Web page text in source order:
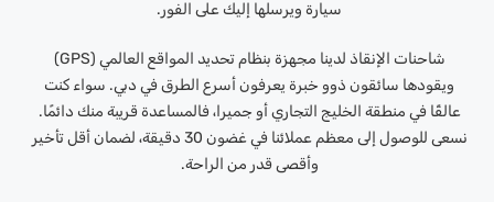
سيارة ويرسلها إليك على الفور.
شاحنات الإنقاذ لدينا مجهزة بنظام تحديد المواقع العالمي (GPS)
ويقودها سائقون ذوو خبرة يعرفون أسرع الطرق في دبي. سواء كنت
عالقًا في منطقة الخليج التجاري أو جميرا، فالمساعدة قريبة منك دائمًا.
نسعى للوصول إلى معظم عملائنا في غضون 30 دقيقة، لضمان أقل تأخير
وأقصى قدر من الراحة.